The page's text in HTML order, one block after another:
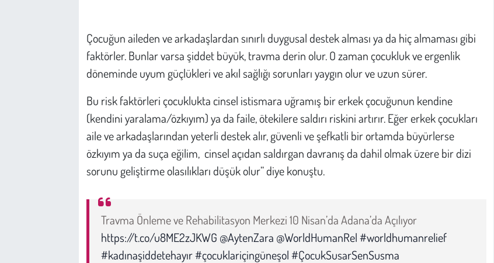
Çocuğun aileden ve arkadaşlardan sınırlı duygusal destek alması ya da hiç almaması gibi
faktörler. Bunlar varsa şiddet büyük, travma derin olur. O zaman çocukluk ve ergenlik
döneminde uyum güçlükleri ve akıl sağlığı sorunları yaygın olur ve uzun sürer.
Bu risk faktörleri çocuklukta cinsel istismara uğramış bir erkek çocuğunun kendine
(kendini yaralama/özkıyım) ya da faile, ötekilere saldırı riskini artırır. Eğer erkek çocukları
aile ve arkadaşlarından yeterli destek alır, güvenli ve şefkatli bir ortamda büyürlerse
özkıyım ya da suça eğilim, cinsel açıdan saldırgan davranış da dahil olmak üzere bir dizi
sorunu geliştirme olasılıkları düşük olur” diye konuştu.
Travma Önleme ve Rehabilitasyon Merkezi 10 Nisan’da Adana’da Açılıyor
https://t.co/u8ME2zJKWG @AytenZara @WorldHumanRel#worldhumanrelief
#kadınaşiddetehayır#çocuklariçingüneşol#ÇocukSusarSenSusma